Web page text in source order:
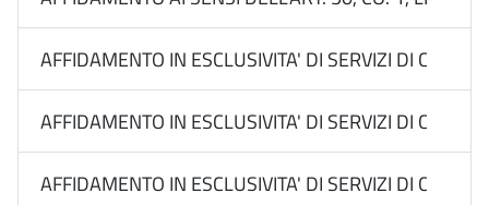
AFFIDAMENTO IN ESCLUSIVITA' DI SERVIZI DI
AFFIDAMENTO IN ESCLUSIVITA' DI SERVIZI DI
AFFIDAMENTO IN ESCLUSIVITA' DI SERVIZI DI